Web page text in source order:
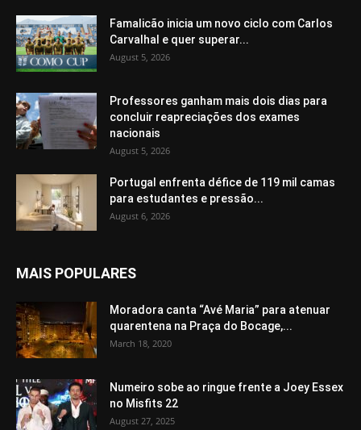
Famalicão inicia um novo ciclo com Carlos
Carvalhal e quer superar...
August 5, 2026
Professores ganham mais dois dias para
concluir reapreciações dos exames
nacionais
August 5, 2026
Portugal enfrenta défice de 119 mil camas
para estudantes e pressão...
August 6, 2026
MAIS POPULARES
Moradora canta “Avé Maria” para atenuar
quarentena na Praça do Bocage,...
March 18, 2020
Numeiro sobe ao ringue frente a Joey Essex
no Misfits 22
August 27, 2025